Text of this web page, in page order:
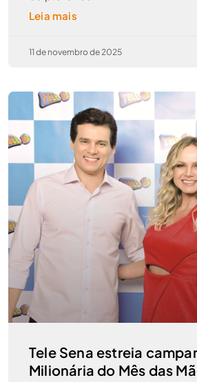
Leia mais
11 de novembro de 2025
Tele Sena estreia
Milionária do Mês das